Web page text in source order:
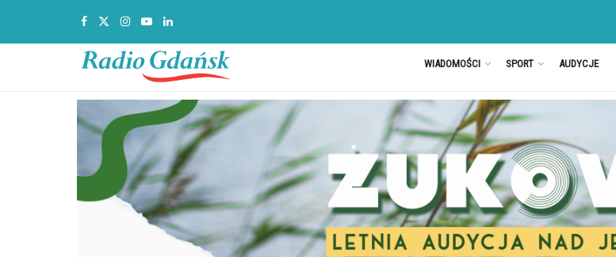
WIADOMOŚCI SPORT AUDYCJE